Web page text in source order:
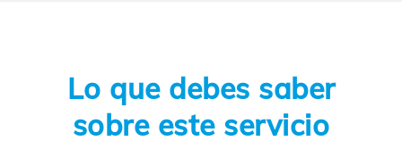
Lo que debes saber
sobre este servicio